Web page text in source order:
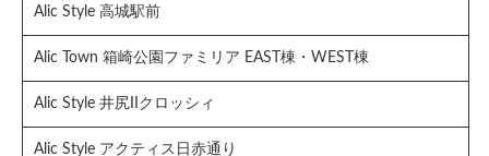
Alic Style 高城駅前
Alic Town 箱崎公園ファミリア EAST棟・WEST棟
Alic Style 井尻IIクロッシィ
Alic Style アクティス日赤通り